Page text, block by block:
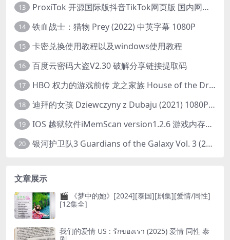
13 ProxiTok 开源国际版抖音TikTok网页版 国内网络直连
14 铁血战士：猎物 Prey (2022) 中英字幕 1080P
15 卡密兑换使用教程以及windows使用教程
16 百度云密码大盗V2.30 破解分享链接提取码
17 HBO 权力的游戏前传 龙之家族 House of the Dragon (2022) 中字 1080P 更新4集
18 迪拜的女孩 Dziewczyny z Dubaju (2021) 1080P 中字
19 IOS 越狱软件iMemScan version1.2.6 游戏内存修改器
20 银河护卫队3 Guardians of the Galaxy Vol. 3 (2023)4K高清资源1080p只分享精品
文章展示
🎬 《梦中的她》[2024][泰国][剧集][爱情/同性]
[12集全]
我们的爱情 US : รักของเรา (2025) 爱情 同性 泰